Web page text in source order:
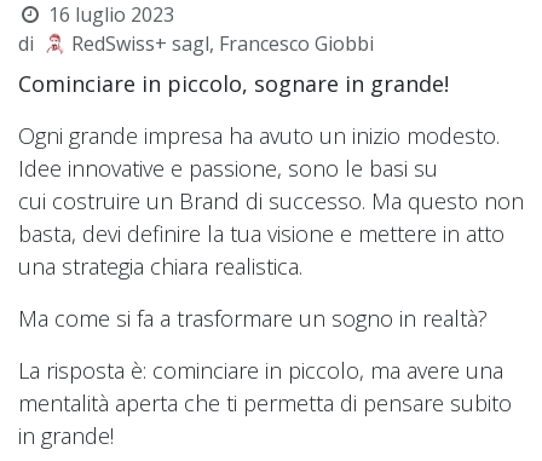
16 luglio 2023
di
RedSwiss+ sagl, Francesco Giobbi
Cominciare in piccolo, sognare in grande!
Ogni grande impresa ha avuto un inizio modesto.
Idee innovative e passione, sono le basi su
cui costruire un Brand di successo. Ma questo non
basta, devi definire la tua visione e mettere in atto
una strategia chiara realistica.
Ma come si fa a trasformare un sogno in realtà?
La risposta è: cominciare in piccolo, ma avere una
mentalità aperta che ti permetta di pensare subito
in grande!